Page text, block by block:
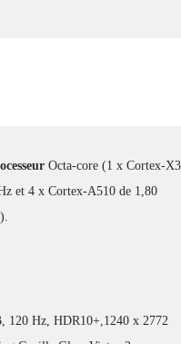
Octa-core (1 x Cortex-X3
et 4 x Cortex-A510 de 1,80
120 Hz, HDR10+,1240 x 2772